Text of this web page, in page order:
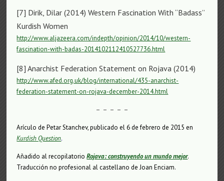
[7] Dirik, Dilar (2014) Western Fascination With “Badass”
Kurdish Women
http://www.aljazeera.com/indepth/opinion/2014/10/western-
fascination-with-badas-2014102112410527736.html
[8] Anarchist Federation Statement on Rojava (2014)
http://www.afed.org.uk/blog/international/435-anarchist-
federation-statement-on-rojava-december-2014.html
– – – – –
Arículo de Petar Stanchev, publicado el 6 de febrero de 2015 en
Kurdish Question.
Añadido al recopilatorioRojava: construyendo un mundo mejor.
Traducción no profesional al castellano de Joan Enciam.